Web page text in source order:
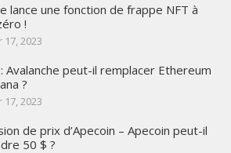
lance une fonction de frappe NFT à
!
2023
: Avalanche peut-il remplacer Ethereum
?
2023
de prix d’Apecoin – Apecoin peut-il
50 $ ?